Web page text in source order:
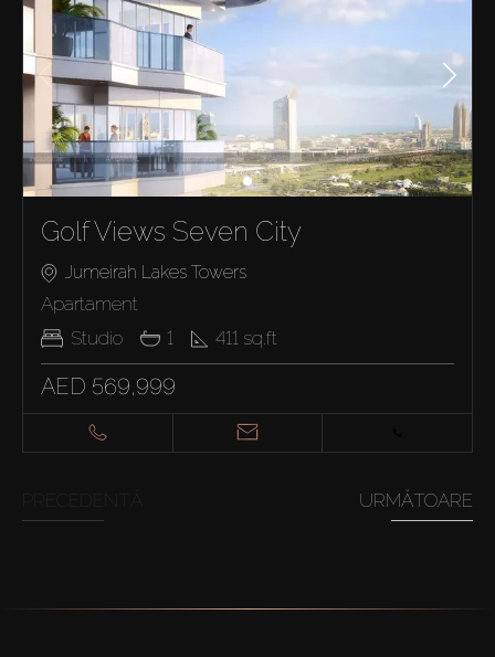
Golf Views Seven City
Jumeirah Lakes Towers
Apartament
Studio
1 411 sq.ft
AED 569,999
URMĂTOARE